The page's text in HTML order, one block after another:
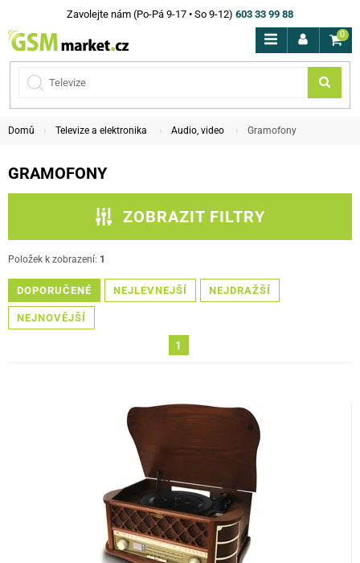
Zavolejte nám (Po-Pá 9-17 • So 9-12) 603 33 99 88
0
Domů Televize a elektronika Audio, video Gramofony
GRAMOFONY
ZOBRAZIT FILTRY
ZPĚT NA AUDIO, VIDEO
PODKATEGORIE
CENA
Položek k zobrazení: 1
DOPORUČENÉ NEJLEVNEJŠÍ NEJDRAŽŠÍ
NEJNOVĚJŠÍ
1